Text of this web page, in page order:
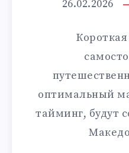
26.02.2026
оптимальный
тайминг, будут